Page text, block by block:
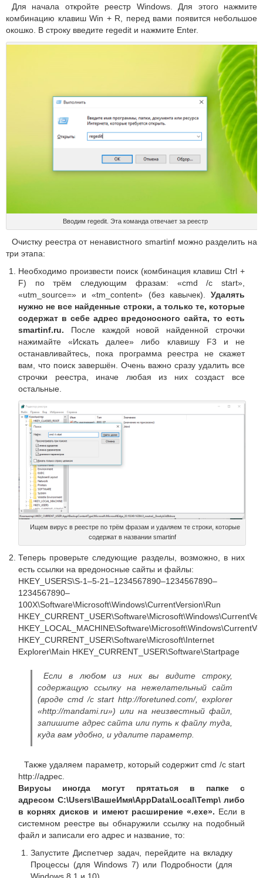
Для начала откройте реестр Windows. Для этого нажмите
комбинацию клавиш Win + R, перед вами появится небольшое
окошко. В строку введите regedit и нажмите Enter.
Вводим regedit. Эта команда отвечает за реестр
Очистку реестра от ненавистного smartinf можно разделить на
три этапа:
Необходимо произвести поиск (комбинация клавиш Ctrl +
F) по трём следующим фразам: «cmd /c start»,
«utm_source=» и «tm_content» (без кавычек). Удалять
нужно не все найденные строки, а только те, которые
содержат в себе адрес вредоносного сайта, то есть
smartinf.ru. После каждой новой найденной строчки
нажимайте «Искать далее» либо клавишу F3 и не
останавливайтесь, пока программа реестра не скажет
вам, что поиск завершён. Очень важно сразу удалить все
строчки реестра, иначе любая из них создаст все
остальные.
Ищем вирус в реестре по трём фразам и удаляем те строки, которые
содержат в названии smartinf
Теперь проверьте следующие разделы, возможно, в них
есть ссылки на вредоносные сайты и файлы:
HKEY_USERS\S-1–5-21–1234567890–1234567890–
1234567890–
100X\Software\Microsoft\Windows\CurrentVersion\Run
HKEY_CURRENT_USER\Software\Microsoft\Internet
Explorer\Main HKEY_CURRENT_USER\Software\Startpage
Если в любом из них вы видите строку,
содержащую ссылку на нежелательный сайт
(вроде cmd /c start http://foretuned.com/, explorer
«http://mandami.ru») или на неизвестный файл,
запишите адрес сайта или путь к файлу туда,
куда вам удобно, и удалите параметр.
Также удаляем параметр, который содержит cmd /c start
http://адрес.
Вирусы иногда могут прятаться в папке с
адресом C:\Users\ВашеИмя\AppData\Local\Temp\ либо
в корнях дисков и имеют расширение «.exe». Если в
системном реестре вы обнаружили ссылку на подобный
файл и записали его адрес и название, то:
Запустите Диспетчер задач, перейдите на вкладку
Процессы (для Windows 7) или Подробности (для